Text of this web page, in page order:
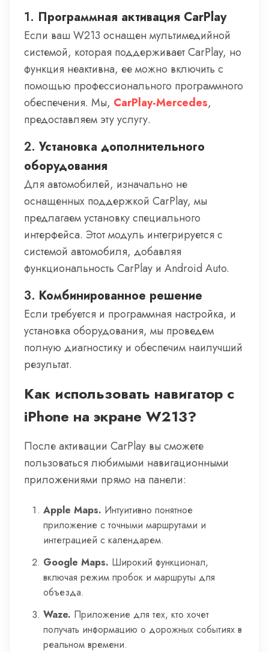
1. Программная активация CarPlay
Если ваш W213 оснащен мультимедийной
системой, которая поддерживает CarPlay, но
функция неактивна, ее можно включить с
помощью профессионального программного
обеспечения. Мы, CarPlay-Mercedes,
предоставляем эту услугу.
2. Установка дополнительного
оборудования
Для автомобилей, изначально не
оснащенных поддержкой CarPlay, мы
предлагаем установку специального
интерфейса. Этот модуль интегрируется с
системой автомобиля, добавляя
функциональность CarPlay и Android Auto.
3. Комбинированное решение
Если требуется и программная настройка, и
установка оборудования, мы проведем
полную диагностику и обеспечим наилучший
результат.
Как использовать навигатор с
iPhone на экране W213?
После активации CarPlay вы сможете
пользоваться любимыми навигационными
приложениями прямо на панели:
Apple Maps. Интуитивно понятное
приложение с точными маршрутами и
интеграцией с календарем.
Google Maps. Широкий функционал,
включая режим пробок и маршруты для
объезда.
Waze. Приложение для тех, кто хочет
получать информацию о дорожных событиях в
реальном времени.